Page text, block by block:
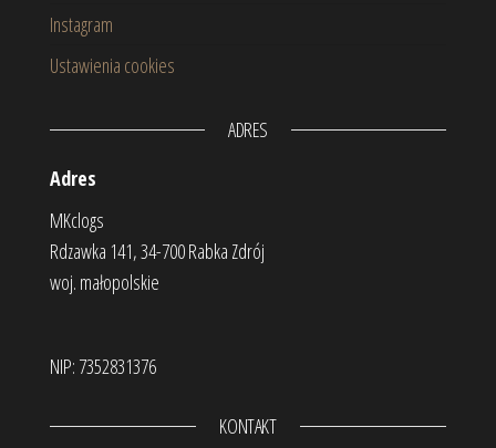
Instagram
Ustawienia cookies
ADRES
Adres
MKclogs
Rdzawka 141, 34-700 Rabka Zdrój
woj. małopolskie
NIP: 7352831376
KONTAKT